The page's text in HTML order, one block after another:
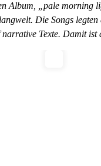
Album, „pale morning
Die Songs
narrative Texte. Damit